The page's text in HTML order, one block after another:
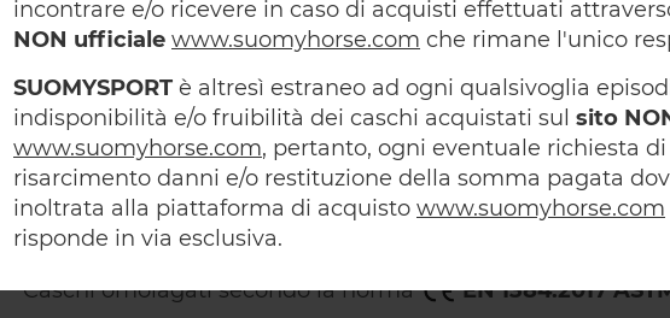
incontrare e/o ricevere in caso di acquisti effettuati
NON ufficiale www.suomyhorse.com che rimane l'unico
SUOMYSPORT è altresì estraneo ad ogni qualsivoglia
indisponibilità e/o fruibilità dei caschi acquistati sul sito
www.suomyhorse.com, pertanto, ogni eventuale richiesta di
risarcimento danni e/o restituzione della somma pagata
inoltrata alla piattaforma di acquisto www.suomyhorse.com
risponde in via esclusiva.
OMOLOGAZIONI CARATTERISTICHE
Caschi omolagati secondo la norma EN 1384:2017